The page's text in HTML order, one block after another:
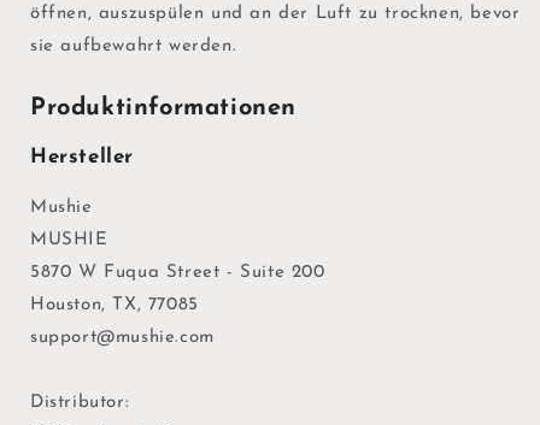
öffnen, auszuspülen und an der Luft zu trocknen, bevor
sie aufbewahrt werden.
Produktinformationen
Hersteller
Mushie
MUSHIE
5870 W Fuqua Street - Suite 200
Houston, TX, 77085
support@mushie.com
Distributor: